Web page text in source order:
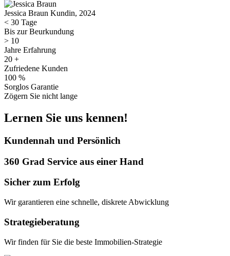
Jessica Braun Kundin, 2024
< 30 Tage
Bis zur Beurkundung
> 10
Jahre Erfahrung
20 +
Zufriedene Kunden
100 %
Sorglos Garantie
Zögern Sie nicht lange
Lernen Sie uns kennen!
Kundennah und Persönlich
360 Grad Service aus einer Hand
Sicher zum Erfolg
Wir garantieren eine schnelle, diskrete Abwicklung
Strategieberatung
Wir finden für Sie die beste Immobilien-Strategie